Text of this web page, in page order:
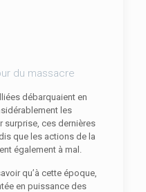
du massacre
débarquaient en
les
surprise, ces dernières
que les actions de la
également à mal.
qu’à cette époque,
en puissance des